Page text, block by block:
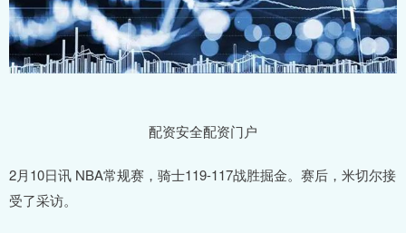
配资安全配资门户
2月10日讯 NBA常规赛，骑士119-117战胜掘金。赛后，米切尔接
受了采访。